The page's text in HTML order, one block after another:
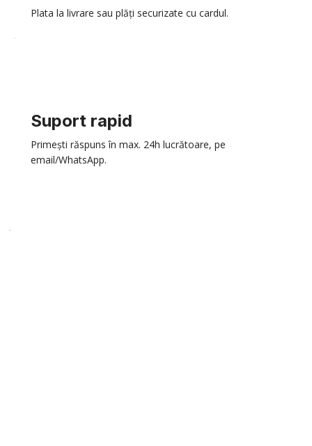
Plata la livrare sau plăți securizate cu cardul.
Suport rapid
Primești răspuns în max. 24h lucrătoare, pe
email/WhatsApp.